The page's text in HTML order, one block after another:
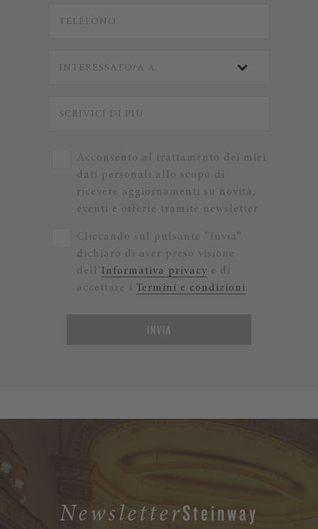
Acconsento al trattamento dei miei
dati personali allo scopo di
ricevere aggiornamenti su novità,
eventi e offerte tramite newsletter
Cliccando sul pulsante “Invia”
dichiaro di aver preso visione
dell’Informativa privacy e di
accettare i Termini e condizioni.
INVIA
NewsletterSteinway